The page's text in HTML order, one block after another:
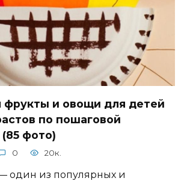
фрукты и овощи для детей
по пошаговой
фото)
0 20к.
один из популярных и